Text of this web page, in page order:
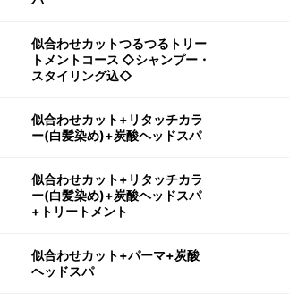
似合わせカットつるつるトリー
トメントコース ◇シャンプー・
スタイリング込◇
似合わせカット+リタッチカラ
ー(白髪染め)+炭酸ヘッドスパ
似合わせカット+リタッチカラ
ー(白髪染め)+炭酸ヘッドスパ
+トリートメント
似合わせカット+パーマ+炭酸
ヘッドスパ